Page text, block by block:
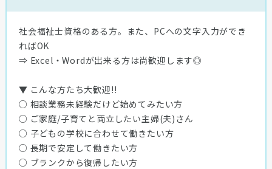
社会福祉士資格のある方。また、PCへの文字入力ができ
ればOK
⇒ Excel・Wordが出来る方は尚歓迎します◎
▼ こんな方たち大歓迎!!
○ 相談業務未経験だけど始めてみたい方
○ ご家庭/子育てと両立したい主婦(夫)さん
○ 子どもの学校に合わせて働きたい方
○ 長期で安定して働きたい方
○ ブランクから復帰したい方